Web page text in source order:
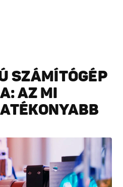
SZÁMÍTÓGÉP
AZ MI